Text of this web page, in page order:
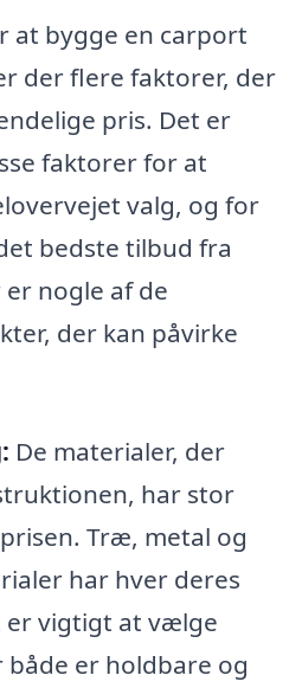
at bygge en carport
der flere faktorer, der
pris. Det er
faktorer for at
valg, og for
bedste tilbud fra
nogle af de
der kan påvirke
De materialer, der
har stor
Træ, metal og
har hver deres
er vigtigt at vælge
både er holdbare og